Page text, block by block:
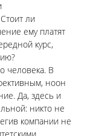
ли
ему платят
курс,
человека. В
ноон
Да, здесь и
никто не
компании не